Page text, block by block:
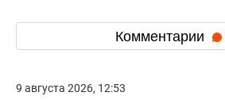
Комментарии
9 августа 2026, 12:53